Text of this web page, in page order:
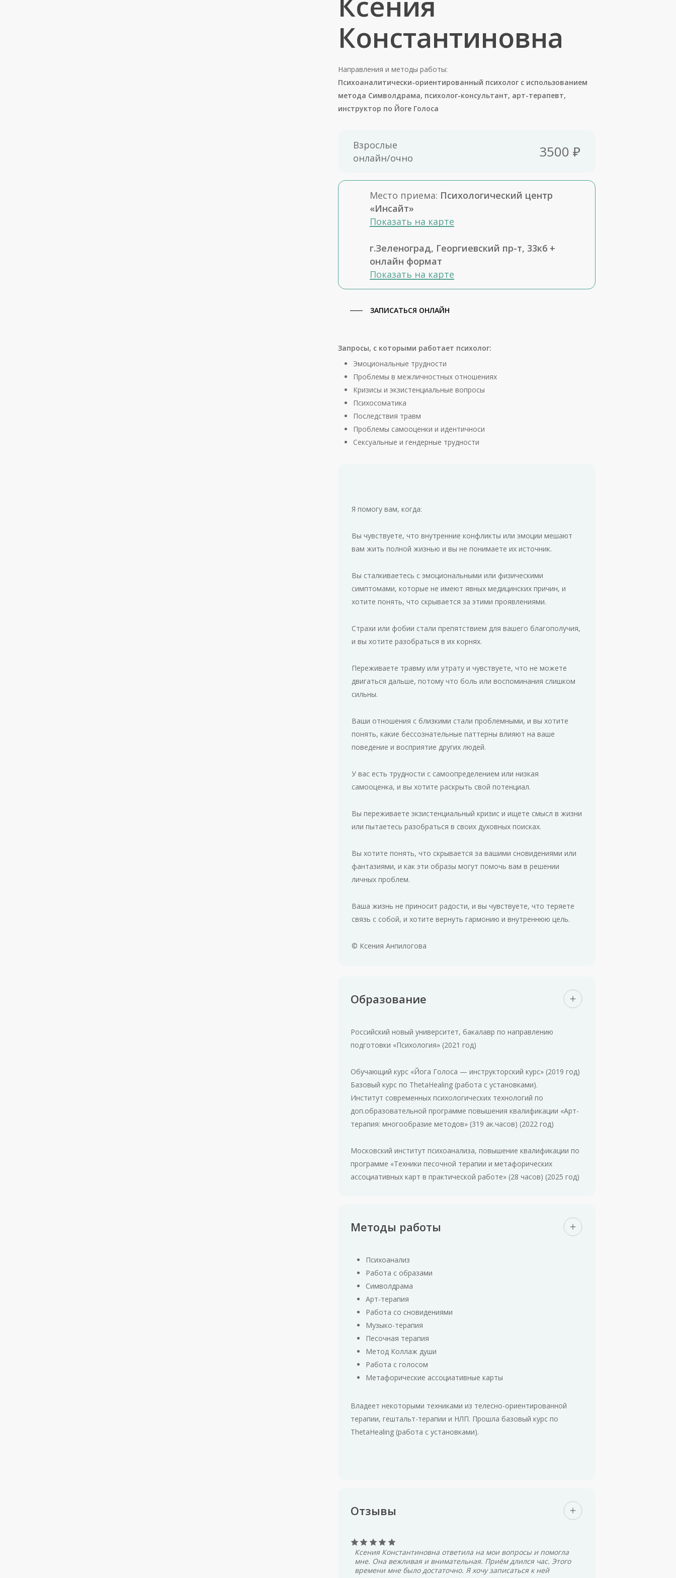
Константиновна
Направления и методы работы:
Психоаналитически-ориентированный психолог с использованием
метода Символдрама, психолог-консультант, арт-терапевт,
инструктор по Йоге Голоса
Взрослые
онлайн/очно
3500 ₽
Место приема: Психологический центр
«Инсайт»
Показать на карте
г.Зеленоград, Георгиевский пр-т, 33к6 +
онлайн формат
Показать на карте
ЗАПИСАТЬСЯ ОНЛАЙН
Запросы, с которыми работает психолог:
Эмоциональные трудности
Проблемы в межличностных отношениях
Кризисы и экзистенциальные вопросы
Психосоматика
Последствия травм
Проблемы самооценки и идентичноси
Сексуальные и гендерные трудности
Я помогу вам, когда:
Вы чувствуете, что внутренние конфликты или эмоции мешают
вам жить полной жизнью и вы не понимаете их источник.
Вы сталкиваетесь с эмоциональными или физическими
симптомами, которые не имеют явных медицинских причин, и
хотите понять, что скрывается за этими проявлениями.
Страхи или фобии стали препятствием для вашего благополучия,
и вы хотите разобраться в их корнях.
Переживаете травму или утрату и чувствуете, что не можете
двигаться дальше, потому что боль или воспоминания слишком
сильны.
Ваши отношения с близкими стали проблемными, и вы хотите
понять, какие бессознательные паттерны влияют на ваше
поведение и восприятие других людей.
У вас есть трудности с самоопределением или низкая
самооценка, и вы хотите раскрыть свой потенциал.
Вы переживаете экзистенциальный кризис и ищете смысл в жизни
или пытаетесь разобраться в своих духовных поисках.
Вы хотите понять, что скрывается за вашими сновидениями или
фантазиями, и как эти образы могут помочь вам в решении
личных проблем.
Ваша жизнь не приносит радости, и вы чувствуете, что теряете
связь с собой, и хотите вернуть гармонию и внутреннюю цель.
© Ксения Анпилогова
Образование
Российский новый университет, бакалавр по направлению
подготовки «Психология» (2021 год)
Обучающий курс «Йога Голоса — инструкторский курс» (2019 год)
Базовый курс по ThetaHealing (работа с установками).
Институт современных психологических технологий по
доп.образовательной программе повышения квалификации «Арт-
терапия: многообразие методов» (319 ак.часов) (2022 год)
Московский институт психоанализа, повышение квалификации по
программе «Техники песочной терапии и метафорических
ассоциативных карт в практической работе» (28 часов) (2025 год)
Методы работы
Психоанализ
Работа с образами
Символдрама
Арт-терапия
Работа со сновидениями
Музыко-терапия
Песочная терапия
Метод Коллаж души
Работа с голосом
Метафорические ассоциативные карты
Владеет некоторыми техниками из телесно-ориентированной
терапии, гештальт-терапии и НЛП. Прошла базовый курс по
ThetaHealing (работа с установками).
Отзывы
Ксения Константиновна ответила на мои вопросы и помогла
мне. Она вежливая и внимательная. Приём длился час. Этого
времени мне было достаточно. Я хочу записаться к ней